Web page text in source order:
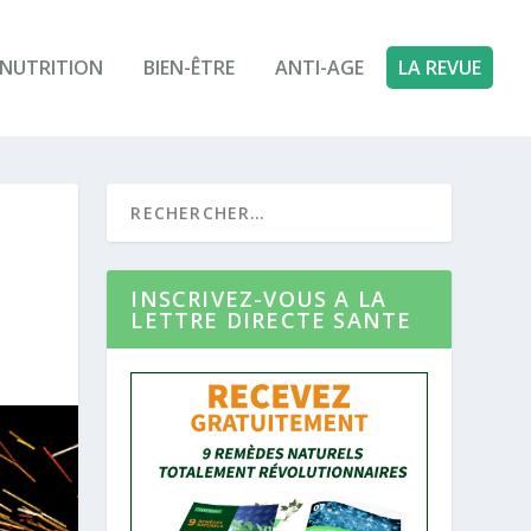
NUTRITION BIEN-ÊTRE ANTI-AGE LA REVUE
INSCRIVEZ-VOUS A LA
LETTRE DIRECTE SANTE